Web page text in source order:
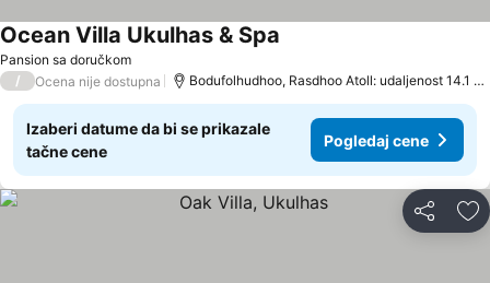
Pansion sa doručkom
Ocean Villa Ukulhas & Spa
/ Ocena nije dostupna Bodufolhudhoo, Rasdhoo Atoll: udaljenost 14.1 km
Izaberi datume da bi se prikazale
tačne cene
Pogledaj cene
Deli